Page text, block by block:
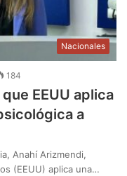
Nacionales
184
EEUU aplica
a
Anahí Arizmendi,
(EEUU) aplica una…